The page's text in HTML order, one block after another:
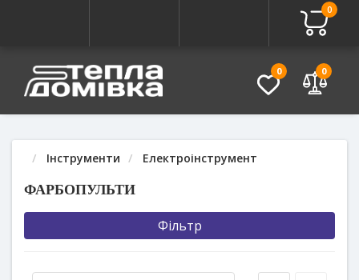
0
0 0
Інструменти Електроінструмент
ФАРБОПУЛЬТИ
Фільтр